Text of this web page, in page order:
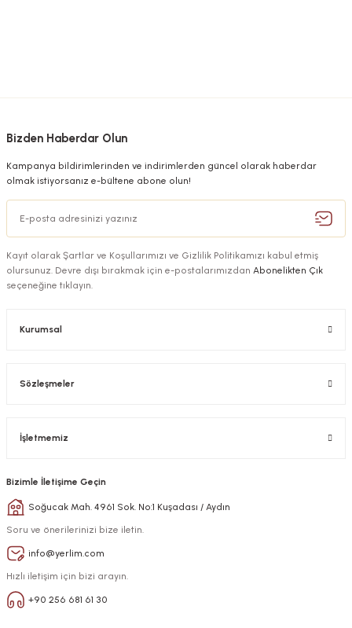
Bizden Haberdar Olun
Kampanya bildirimlerinden ve indirimlerden güncel olarak haberdar
olmak istiyorsanız e-bültene abone olun!
Kayıt olarak Şartlar ve Koşullarımızı ve Gizlilik Politikamızı kabul etmiş
olursunuz. Devre dışı bırakmak için e-postalarımızdan Abonelikten Çık
seçeneğine tıklayın.
Kurumsal
Sözleşmeler
İşletmemiz
Bizimle İletişime Geçin
Soğucak Mah. 4961 Sok. No:1 Kuşadası / Aydın
Soru ve önerilerinizi bize iletin.
info@yerlim.com
Hızlı iletişim için bizi arayın.
+90 256 681 61 30